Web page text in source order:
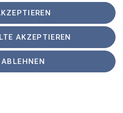
den literarischen
immer mal
vorbei, es lohnt
AKZEPTIEREN